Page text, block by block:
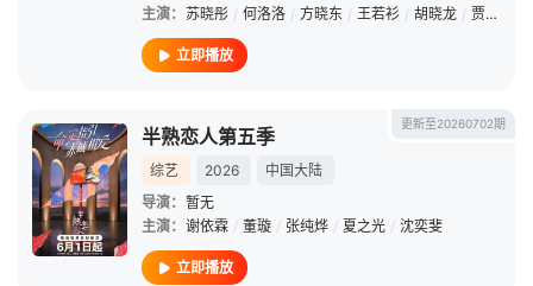
主演： 苏晓彤 / 何洛洛 / 方晓东 / 王若衫 / 胡晓龙 / 贾笑涵
立即播放
更新至20260702期
半熟恋人第五季
综艺 2026
中国大陆
导演： 暂无
主演： 谢依霖 / 董璇 / 张纯烨 / 夏之光 / 沈奕斐
立即播放